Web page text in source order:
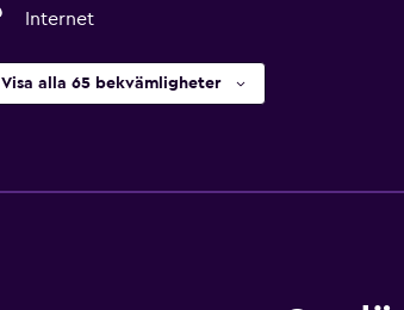
Internet
Visa alla 65 bekvämligheter